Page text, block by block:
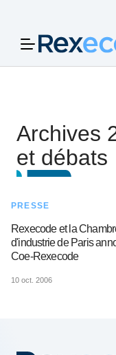
Archives
et débats
PRESSE
Rexecode et la
d'industrie de Paris
Coe-Rexecode
10 oct. 2006